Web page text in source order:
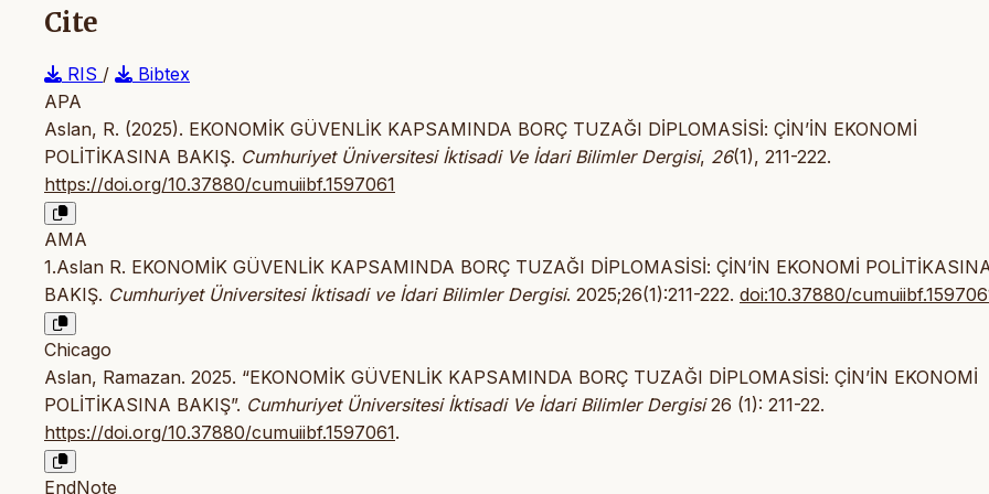
Cite
RIS /
Bibtex
APA
Aslan, R. (2025). EKONOMİK GÜVENLİK KAPSAMINDA BORÇ TUZAĞI DİPLOMASİSİ: ÇİN’İN EKONOMİ
POLİTİKASINA BAKIŞ. Cumhuriyet Üniversitesi İktisadi Ve İdari Bilimler Dergisi, 26(1), 211-222.
https://doi.org/10.37880/cumuiibf.1597061
AMA
1.Aslan R. EKONOMİK GÜVENLİK KAPSAMINDA BORÇ TUZAĞI DİPLOMASİSİ: ÇİN’İN EKONOMİ
BAKIŞ. Cumhuriyet Üniversitesi İktisadi ve İdari Bilimler Dergisi. 2025;26(1):211-222. doi:10.37880/
Chicago
Aslan, Ramazan. 2025. “EKONOMİK GÜVENLİK KAPSAMINDA BORÇ TUZAĞI DİPLOMASİSİ: ÇİN’İN EKONOMİ
POLİTİKASINA BAKIŞ”. Cumhuriyet Üniversitesi İktisadi Ve İdari Bilimler Dergisi26 (1): 211-22.
https://doi.org/10.37880/cumuiibf.1597061.
EndNote